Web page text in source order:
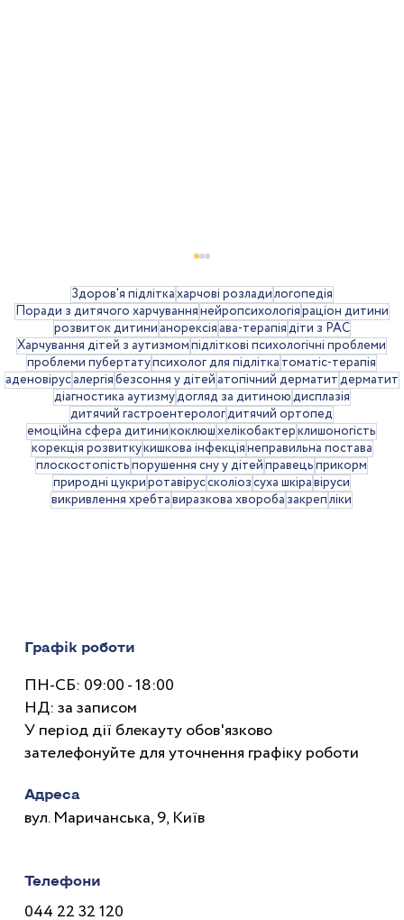
Святкові ритуали і традиції для
розвитку дитини
Здоров'я підліткахарчові розладилогопедія
Поради з дитячого харчуваннянейропсихологіяраціон дитини
розвиток дитинианорексіяава-терапіядіти з РАС
Харчування дітей з аутизмомпідліткові психологічні проблеми
проблеми пубертатупсихолог для підлітка томатіс-терапія
аденовірусалергіябезсоння у дітейатопічний дерматитдерматит
діагностика аутизмудогляд за дитиноюдисплазія
дитячий гастроентерологдитячий ортопед
емоційна сфера дитиникоклюшхелікобактерклишоногість
корекція розвиткукишкова інфекціянеправильна постава
плоскостопістьпорушення сну у дітейправецьприкорм
природні цукриротавіруссколіозсуха шкіравіруси
викривлення хребтавиразкова хвороба закрепліки
Графік роботи
ПН-СБ: 09:00 - 18:00
НД: за записом
У період дії блекауту обов'язково
зателефонуйте для уточнення графіку роботи
Адреса
вул. Маричанська, 9, Київ
Телефони
044 22 32 120